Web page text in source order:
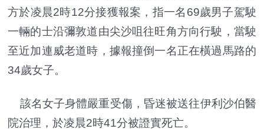
方於凌晨2時12分接獲報案，指一名69歲男子駕駛
一輛的士沿彌敦道由尖沙咀往旺角方向行駛，當駛
至近加連威老道時，據報撞倒一名正在橫過馬路的
34歲女子。
該名女子身體嚴重受傷，昏迷被送往伊利沙伯醫
院治理，於凌晨2時41分被證實死亡。